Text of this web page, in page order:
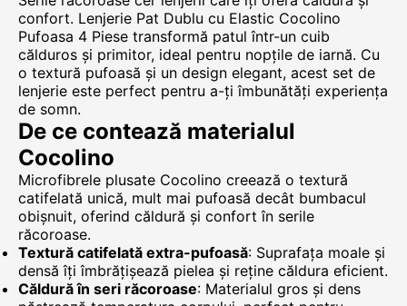
confort. Lenjerie Pat Dublu cu Elastic Cocolino
Pufoasa 4 Piese transformă patul într-un cuib
călduros și primitor, ideal pentru nopțile de iarnă. Cu
o textură pufoasă și un design elegant, acest set de
lenjerie este perfect pentru a-ți îmbunătăți experiența
de somn.
De ce contează materialul
Cocolino
Microfibrele plusate Cocolino creează o textură
catifelată unică, mult mai pufoasă decât bumbacul
obișnuit, oferind căldură și confort în serile
răcoroase.
Textură catifelată extra-pufoasă: Suprafața moale și
densă îți îmbrățișează pielea și reține căldura eficient.
Căldură în seri răcoroase: Materialul gros și dens